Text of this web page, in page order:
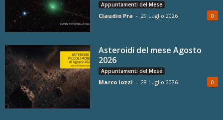
Appuntamenti del Mese
Claudio Pra - 29 Luglio 2026 0
Asteroidi del mese Agosto
2026
Appuntamenti del Mese
Marco Iozzi - 28 Luglio 2026 0